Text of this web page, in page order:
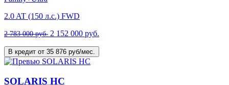
2.0 AT (150 л.с.) FWD
2 783 000 руб. 2 152 000 руб.
В кредит от 35 876 руб/мес.
SOLARIS HC